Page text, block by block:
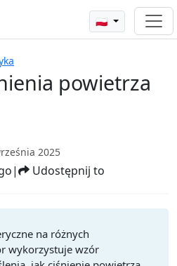
🇵🇱
powietrza
2025
| Udostępnij to
na różnych
wykorzystuje wzór